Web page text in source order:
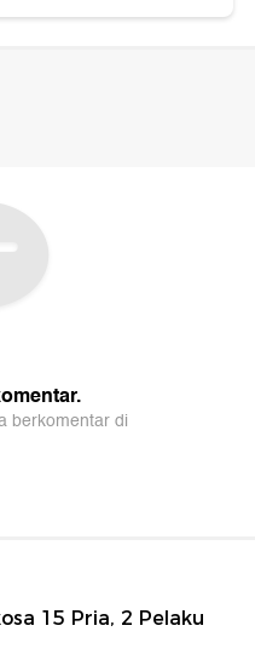
15 Pria, 2 Pelaku